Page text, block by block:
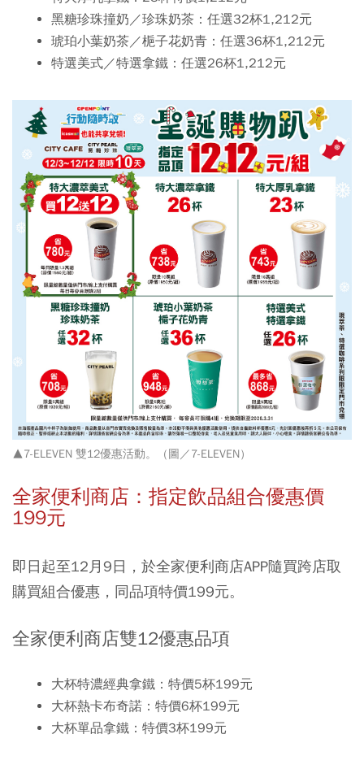
黑糖珍珠撞奶／珍珠奶茶：任選32杯1,212元
琥珀小葉奶茶／梔子花奶青：任選36杯1,212元
特選美式／特選拿鐵：任選26杯1,212元
▲7-ELEVEN 雙12優惠活動。（圖／7-ELEVEN）
全家便利商店：指定飲品組合優惠價
199元
即日起至12月9日，於全家便利商店APP隨買跨店取
購買組合優惠，同品項特價199元。
全家便利商店雙12優惠品項
大杯特濃經典拿鐵：特價5杯199元
大杯熱卡布奇諾：特價6杯199元
大杯單品拿鐵：特價3杯199元